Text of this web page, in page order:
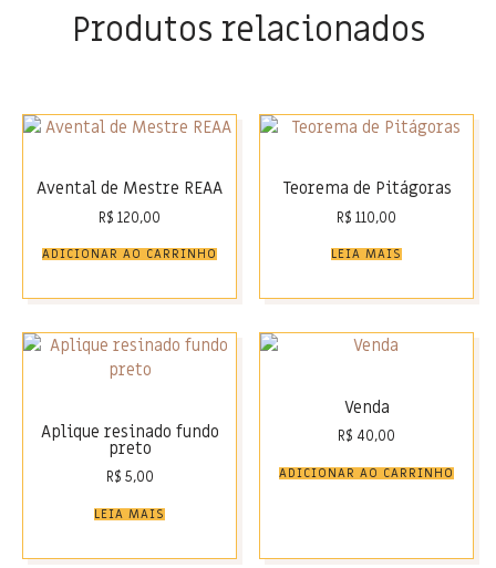
Produtos relacionados
Avental de Mestre REAA
R$ 120,00
ADICIONAR AO CARRINHO
Teorema de Pitágoras
R$ 110,00
LEIA MAIS
Aplique resinado fundo
preto
R$ 5,00
LEIA MAIS
Venda
R$ 40,00
ADICIONAR AO CARRINHO